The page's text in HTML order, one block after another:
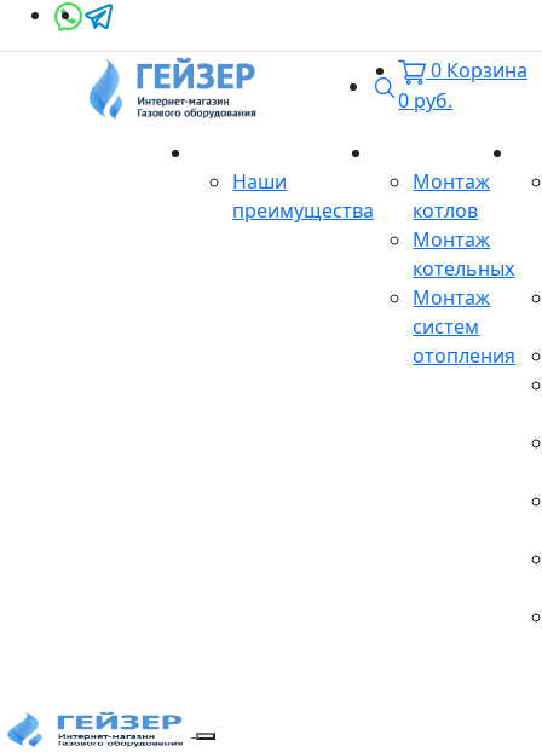
Поиск
0 Корзина
0 руб.
Наши
преимущества
Монтаж
котлов
Монтаж
котельных
Монтаж
систем
отопления